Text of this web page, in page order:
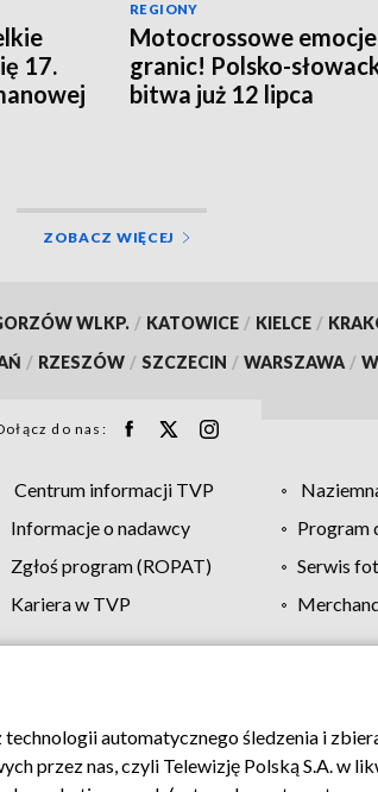
17.
REGIONY
Motocrossowe
granic! Polsko-
bitwa już 12 lipca
ZOBACZ WIĘCEJ
WLKP. / KATOWICE / KIELCE /
/ RZESZÓW / SZCZECIN / WARSZAWA /
do nas:
Centrum informacji TVP
Informacje o nadawcy
Program
Zgłoś program (ROPAT)
Serwis
Kariera w TVP
Moje zgody Pomoc Biuro
automatycznego śledzenia i
przez nas, czyli Telewizję Polską S.A. w